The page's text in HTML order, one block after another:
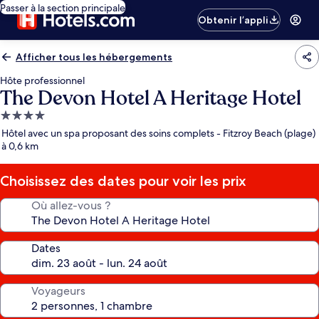
Passer à la section principale
Obtenir l’appli
Afficher tous les hébergements
Hôte professionnel
The Devon Hotel A Heritage Hotel
Hébergement
4.0 étoiles
Hôtel avec un spa proposant des soins complets - Fitzroy Beach (plage)
à 0,6 km
Choisissez des dates pour voir les prix
Où allez-vous ?
Dates
Voyageurs